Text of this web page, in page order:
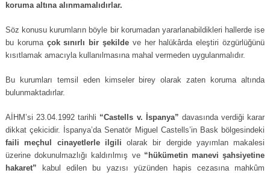
koruma altına alınmamalıdırlar.
Söz konusu kurumların böyle bir korumadan yararlanabildikleri hallerde ise
bu koruma çok sınırlı bir şekilde ve her halükârda eleştiri özgürlüğünü
kısıtlamak amacıyla kullanılmasına mahal vermeden uygulanmalıdır.
Bu kurumları temsil eden kimseler birey olarak zaten koruma altında
bulunmaktadırlar.
AİHM’si 23.04.1992 tarihli “Castells v. İspanya” davasında verdiği karar
dikkat çekicidir. İspanya’da Senatör Miguel Castells’in Bask bölgesindeki
faili meçhul cinayetlerle ilgili olarak bir dergide yayımlan makalesi
üzerine dokunulmazlığı kaldırılmış ve “hükümetin manevi şahsiyetine
hakaret” kabul edilen bu yazısı yüzünden hapis cezasına mahkûm